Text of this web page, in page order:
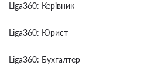
Liga360: Керівник
Liga360: Юрист
Liga360: Бухгалтер